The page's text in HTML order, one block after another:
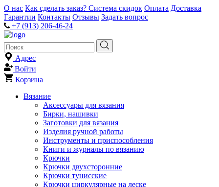
О нас Как сделать заказ? Система скидок Оплата Доставка
Гарантии Контакты Отзывы Задать вопрос
+7 (913) 206-46-24
Адрес
Войти
Корзина
Вязание
Аксессуары для вязания
Бирки, нашивки
Заготовки для вязания
Изделия ручной работы
Инструменты и приспособления
Книги и журналы по вязанию
Крючки
Крючки двухсторонние
Крючки тунисские
Крючки циркулярные на леске